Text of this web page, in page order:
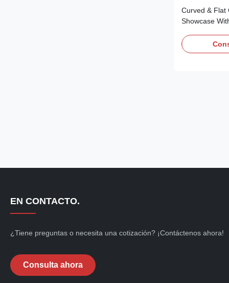
Curved & Flat
Showcase
chiller
versions with
EN CONTACTO.
¿Tiene preguntas o necesita una cotización? ¡Contáctenos ahora!
Consulta ahora